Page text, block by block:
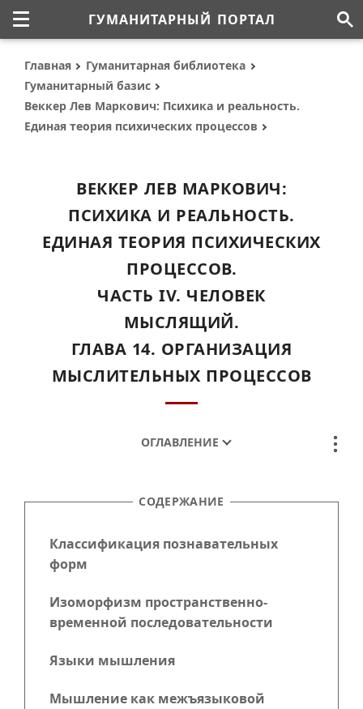
ГУМАНИТАРНЫЙ ПОРТАЛ
Главная
Гуманитарная библиотека
Гуманитарный базис
Веккер Лев Маркович: Психика и реальность.
Единая теория психических процессов
ВЕККЕР ЛЕВ МАРКОВИЧ:
ПСИХИКА И РЕАЛЬНОСТЬ.
ЕДИНАЯ ТЕОРИЯ ПСИХИЧЕСКИХ
ПРОЦЕССОВ.
ЧАСТЬ IV. ЧЕЛОВЕК
МЫСЛЯЩИЙ.
ГЛАВА 14. ОРГАНИЗАЦИЯ
МЫСЛИТЕЛЬНЫХ ПРОЦЕССОВ
ОГЛАВЛЕНИЕ
СОДЕРЖАНИЕ
Классификация познавательных
форм
Изоморфизм пространственно-
временной последовательности
Языки мышления
Мышление как межъязыковой